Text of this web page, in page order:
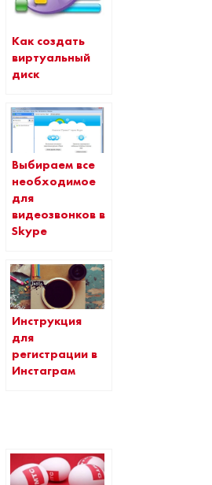
Как создать
виртуальный
диск
Выбираем все
необходимое
для
видеозвонков в
Skype
Инструкция
для
регистрации в
Инстаграм